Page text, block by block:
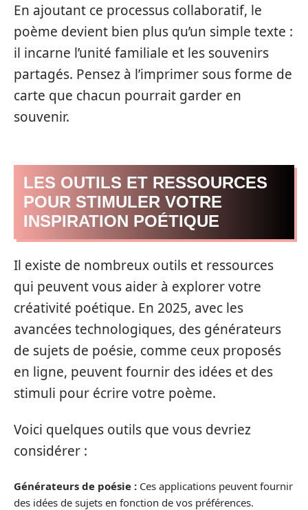
En ajoutant ce processus collaboratif, le
poème devient bien plus qu’un simple texte :
il incarne l’unité familiale et les souvenirs
partagés. Pensez à l’imprimer sous forme de
carte que chacun pourrait garder en
souvenir.
LES OUTILS ET RESSOURCES
POUR STIMULER VOTRE
INSPIRATION POÉTIQUE
Il existe de nombreux outils et ressources
qui peuvent vous aider à explorer votre
créativité poétique. En 2025, avec les
avancées technologiques, des générateurs
de sujets de poésie, comme ceux proposés
en ligne, peuvent fournir des idées et des
stimuli pour écrire votre poème.
Voici quelques outils que vous devriez
considérer :
Générateurs de poésie : Ces applications peuvent fournir
des idées de sujets en fonction de vos préférences.